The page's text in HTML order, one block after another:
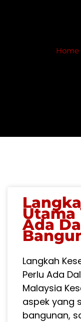
Home
Utama
Ada
Langkah
Perlu Ada
Malaysia
aspek yang
bangunan,